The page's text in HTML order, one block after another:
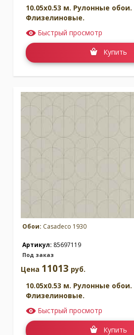
10.05x0.53 м. Рулонные обои.
Флизелиновые.
Быстрый просмотр
Купить
Обои: Casadeco 1930
Артикул: 85697119
Под заказ
Цена 11013 руб.
10.05x0.53 м. Рулонные обои.
Флизелиновые.
Быстрый просмотр
Купить